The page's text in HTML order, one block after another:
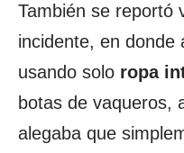
También se reportó
incidente, en donde
usando solo ropa
botas de vaqueros,
alegaba que